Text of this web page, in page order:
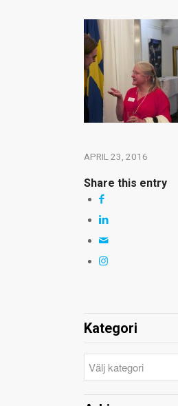
APRIL 23, 2016
Share this entry
Kategori